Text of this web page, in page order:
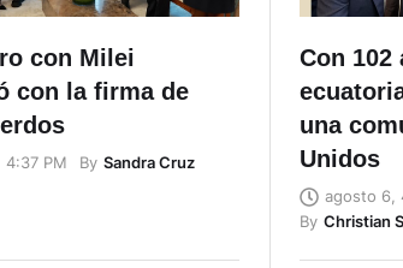
con Milei
con la firma de
PM By Sandra Cruz
Con 102
una
Unidos
agosto 6,
By Christian